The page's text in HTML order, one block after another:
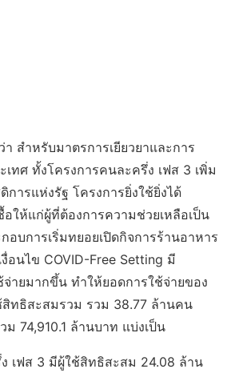
สำหรับมาตรการเยียวยาและการ
เทศ ทั้งโครงการคนละครึ่ง เฟส 3 เพิ่ม
การแห่งรัฐ โครงการยิ่งใช้ยิ่งได้
อให้แก่ผู้ที่ต้องการความช่วยเหลือเป็น
อบการเริ่มทยอยเปิดกิจการร้านอาหาร
อนไข COVID-Free Setting มี
ายมากขึ้น ทำให้ยอดการใช้จ่ายของ
สิทธิสะสมรวม รวม 38.77 ล้านคน
ม 74,910.1 ล้านบาท แบ่งเป็น
เฟส 3 มีผู้ใช้สิทธิสะสม 24.08 ล้าน